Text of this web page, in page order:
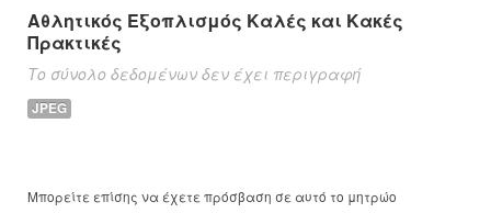
Αθλητικός Εξοπλισμός Καλές και Κακές
Πρακτικές
Το σύνολο δεδομένων δεν έχει περιγραφή
JPEG
Μπορείτε επίσης να έχετε πρόσβαση σε αυτό το μητρώο